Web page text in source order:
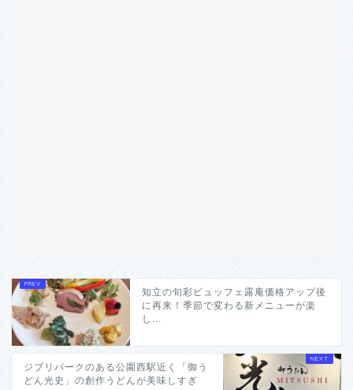
知立の旬彩ビュッフェ露庵価格アップ後
に再来！季節で変わる新メニューが楽
し...
ジブリパークのある公園西駅近く「御う
どん光史」の創作うどんが美味しすぎ